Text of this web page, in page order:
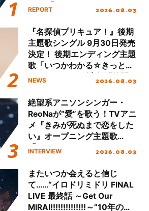
Final「NICE to meet YOU
ート!!
REPORT 2026.08.03
『名探偵プリキュア！』後期
主題歌シングル 9月30日発売
決定！ 後期エンディング主題
歌「いつかわかる☆きっとあ
える」TVサイズ先行配信開
NEWS 2026.08.03
絶望系アニソンシンガー・
ReoNaが“愛”を歌う！TVアニ
メ『きみが死ぬまで恋をした
い』オープニング主題歌
「Amore」インタビュー
INTERVIEW 2026.08.03
またいつか会えると信じ
て……“イロドリミドリ FINAL
LIVE 最終話 ～Get Our
MIRAI!!!!!!!!!!!!!!～”10年の活